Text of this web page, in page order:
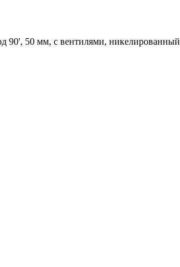
90', 50 мм, с вентилями, никелированный